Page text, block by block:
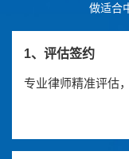
做适合
1、评估签约
专业律师精准评估